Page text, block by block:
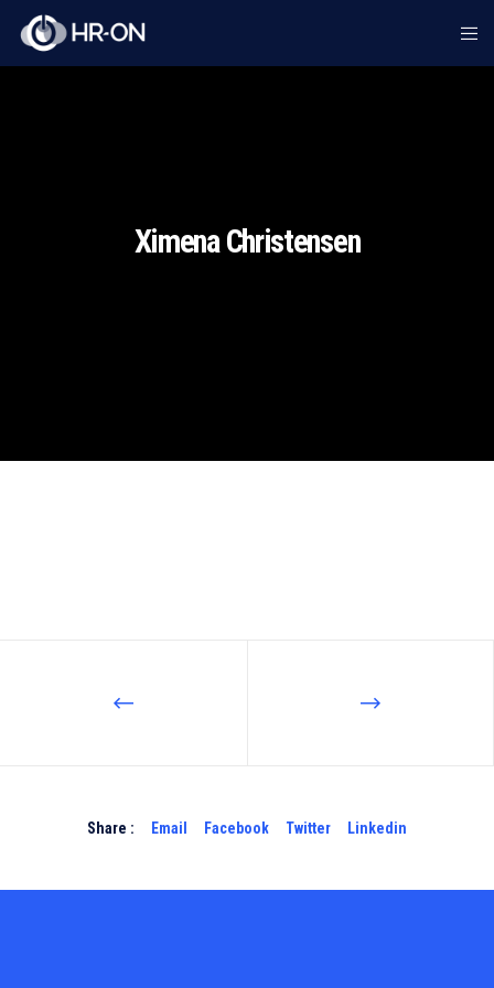
Ximena Christensen
Share : Email Facebook Twitter Linkedin